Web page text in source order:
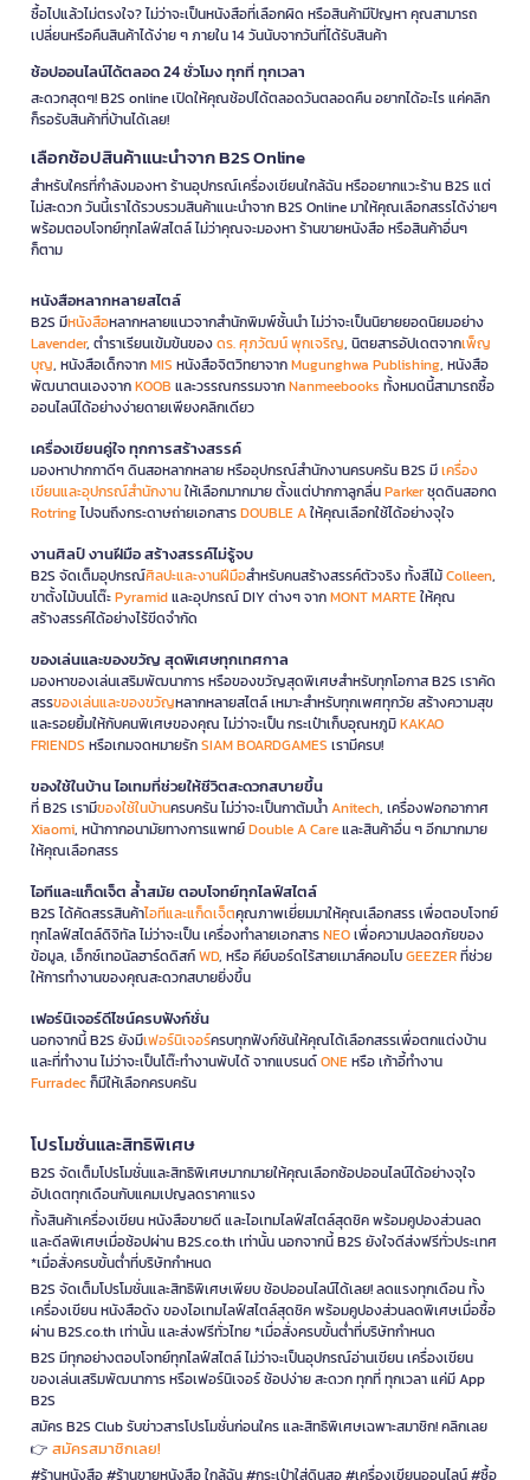
ซื้อไปแล้วไม่ตรงใจ? ไม่ว่าจะเป็นหนังสือที่เลือกผิด หรือสินค้ามีปัญหา คุณสามารถ
เปลี่ยนหรือคืนสินค้าได้ง่าย ๆ ภายใน 14 วันนับจากวันที่ได้รับสินค้า
ช้อปออนไลน์ได้ตลอด 24 ชั่วโมง ทุกที่ ทุกเวลา
สะดวกสุดๆ! B2S online เปิดให้คุณช้อปได้ตลอดวันตลอดคืน อยากได้อะไร แค่คลิก
ก็รอรับสินค้าที่บ้านได้เลย!
เลือกช้อปสินค้าแนะนำจาก B2S Online
สำหรับใครที่กำลังมองหา ร้านอุปกรณ์เครื่องเขียนใกล้ฉัน หรืออยากแวะร้าน B2S แต่
ไม่สะดวก วันนี้เราได้รวบรวมสินค้าแนะนำจาก B2S Online มาให้คุณเลือกสรรได้ง่ายๆ
พร้อมตอบโจทย์ทุกไลฟ์สไตล์ ไม่ว่าคุณจะมองหา ร้านขายหนังสือ หรือสินค้าอื่นๆ
ก็ตาม
หนังสือหลากหลายสไตล์
B2S มีหนังสือหลากหลายแนวจากสำนักพิมพ์ชั้นนำ ไม่ว่าจะเป็นนิยายยอดนิยมอย่าง
Lavender, ตำราเรียนเข้มข้นของดร. ศุภวัฒน์ พุกเจริญ, นิตยสารอัปเดตจากเพ็ญ
บุญ, หนังสือเด็กจากMIS หนังสือจิตวิทยาจากMugunghwa Publishing, หนังสือ
พัฒนาตนเองจากKOOB และวรรณกรรมจากNanmeebooks ทั้งหมดนี้สามารถซื้อ
ออนไลน์ได้อย่างง่ายดายเพียงคลิกเดียว
เครื่องเขียนคู่ใจ ทุกการสร้างสรรค์
มองหาปากกาดีๆ ดินสอหลากหลาย หรืออุปกรณ์สำนักงานครบครัน B2S มีเครื่อง
เขียนและอุปกรณ์สำนักงานให้เลือกมากมาย ตั้งแต่ปากกาลูกลื่นParkerชุดดินสอกด
Rotringไปจนถึงกระดาษถ่ายเอกสารDOUBLE Aให้คุณเลือกใช้ได้อย่างจุใจ
งานศิลป์ งานฝีมือ สร้างสรรค์ไม่รู้จบ
B2S จัดเต็มอุปกรณ์ศิลปะและงานฝีมือสำหรับคนสร้างสรรค์ตัวจริง ทั้งสีไม้Colleen,
ขาตั้งไม้บนโต๊ะPyramidและอุปกรณ์ DIY ต่างๆ จากMONT MARTEให้คุณ
สร้างสรรค์ได้อย่างไร้ขีดจำกัด
ของเล่นและของขวัญ สุดพิเศษทุกเทศกาล
มองหาของเล่นเสริมพัฒนาการ หรือของขวัญสุดพิเศษสำหรับทุกโอกาส B2S เราคัด
สรรของเล่นและของขวัญหลากหลายสไตล์ เหมาะสำหรับทุกเพศทุกวัย สร้างความสุข
และรอยยิ้มให้กับคนพิเศษของคุณ ไม่ว่าจะเป็น กระเป๋าเก็บอุณหภูมิKAKAO
FRIENDS หรือเกมจดหมายรักSIAM BOARDGAMES เรามีครบ!
ของใช้ในบ้าน ไอเทมที่ช่วยให้ชีวิตสะดวกสบายขึ้น
ที่ B2S เรามีของใช้ในบ้านครบครัน ไม่ว่าจะเป็นกาต้มน้ำAnitech, เครื่องฟอกอากาศ
Xiaomi, หน้ากากอนามัยทางการแพทย์Double A Careและสินค้าอื่น ๆ อีกมากมาย
ให้คุณเลือกสรร
ไอทีและแก็ดเจ็ต ล้ำสมัย ตอบโจทย์ทุกไลฟ์สไตล์
B2S ได้คัดสรรสินค้าไอทีและแก็ดเจ็ตคุณภาพเยี่ยมมาให้คุณเลือกสรร เพื่อตอบโจทย์
ทุกไลฟ์สไตล์ดิจิทัล ไม่ว่าจะเป็น เครื่องทำลายเอกสารNEOเพื่อความปลอดภัยของ
ข้อมูล, เอ็กซ์เทอนัลฮาร์ดดิสก์WD, หรือ คีย์บอร์ดไร้สายเมาส์คอมโบGEEZERที่ช่วย
ให้การทำงานของคุณสะดวกสบายยิ่งขึ้น
เฟอร์นิเจอร์ดีไซน์ครบฟังก์ชั่น
นอกจากนี้ B2S ยังมีเฟอร์นิเจอร์ครบทุกฟังก์ชันให้คุณได้เลือกสรรเพื่อตกแต่งบ้าน
และที่ทำงาน ไม่ว่าจะเป็นโต๊ะทำงานพับได้ จากแบรนด์ONEหรือ เก้าอี้ทำงาน
Furradecก็มีให้เลือกครบครัน
โปรโมชั่นและสิทธิพิเศษ
B2S จัดเต็มโปรโมชั่นและสิทธิพิเศษมากมายให้คุณเลือกช้อปออนไลน์ได้อย่างจุใจ
อัปเดตทุกเดือนกับแคมเปญลดราคาแรง
ทั้งสินค้าเครื่องเขียน หนังสือขายดี และไอเทมไลฟ์สไตล์สุดชิค พร้อมคูปองส่วนลด
และดีลพิเศษเมื่อช้อปผ่าน B2S.co.th เท่านั้น นอกจากนี้ B2S ยังใจดีส่งฟรีทั่วประเทศ
*เมื่อสั่งครบขั้นต่ำที่บริษัทกำหนด
B2S จัดเต็มโปรโมชั่นและสิทธิพิเศษเพียบ ช้อปออนไลน์ได้เลย! ลดแรงทุกเดือน ทั้ง
เครื่องเขียน หนังสือดัง ของไอเทมไลฟ์สไตล์สุดชิค พร้อมคูปองส่วนลดพิเศษเมื่อซื้อ
ผ่าน B2S.co.th เท่านั้น และส่งฟรีทั่วไทย *เมื่อสั่งครบขั้นต่ำที่บริษัทกำหนด
B2S มีทุกอย่างตอบโจทย์ทุกไลฟ์สไตล์ ไม่ว่าจะเป็นอุปกรณ์อ่านเขียน เครื่องเขียน
ของเล่นเสริมพัฒนาการ หรือเฟอร์นิเจอร์ ช้อปง่าย สะดวก ทุกที่ ทุกเวลา แค่มี App
B2S
สมัคร B2S Club รับข่าวสารโปรโมชั่นก่อนใคร และสิทธิพิเศษเฉพาะสมาชิก! คลิกเลย
👉 สมัครสมาชิกเลย!
#ร้านหนังสือ #ร้านขายหนังสือ ใกล้ฉัน #กระเป๋าใส่ดินสอ #เครื่องเขียนออนไลน์ #ซื้อ